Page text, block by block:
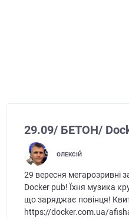
29.09/ БЕТОН/
ОЛЕКСІЙ
29 вересня мегарозривні
Docker pub! Їхня музика
що заряджає повінця!
https://docker.com.ua/